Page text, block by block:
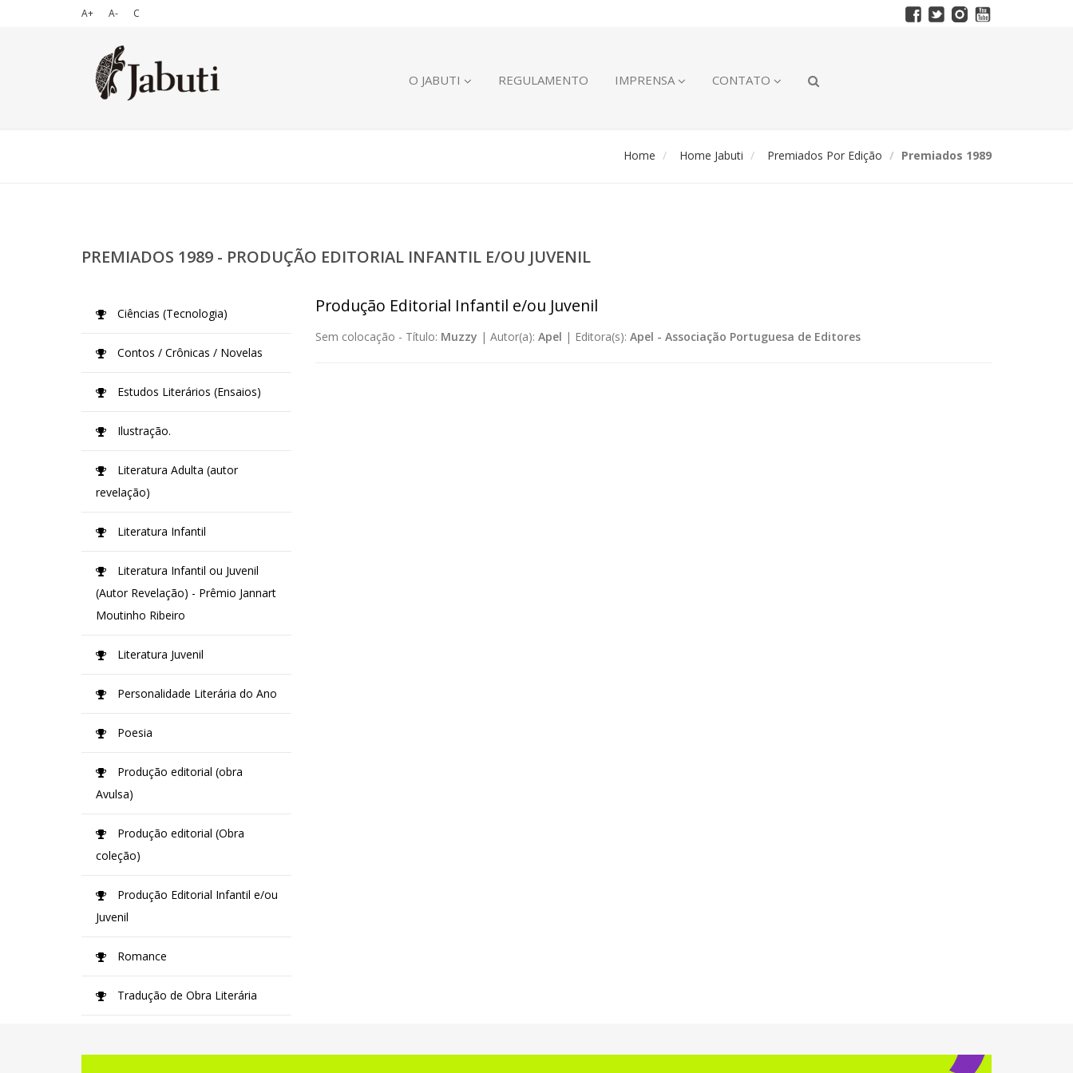
A+ A- C
O JABUTI REGULAMENTO IMPRENSA CONTATO
Home Home Jabuti Premiados Por Edição Premiados 1989
PREMIADOS 1989 - PRODUÇÃO EDITORIAL INFANTIL E/OU JUVENIL
Produção Editorial Infantil e/ou Juvenil
Sem colocação - Título: Muzzy | Autor(a): Apel | Editora(s): Apel - Associação Portuguesa de Editores
Ciências (Tecnologia)
Contos / Crônicas / Novelas
Estudos Literários (Ensaios)
Ilustração.
Literatura Adulta (autor
revelação)
Literatura Infantil
Literatura Infantil ou Juvenil
(Autor Revelação) - Prêmio Jannart
Moutinho Ribeiro
Literatura Juvenil
Personalidade Literária do Ano
Poesia
Produção editorial (obra
Avulsa)
Produção editorial (Obra
coleção)
Produção Editorial Infantil e/ou
Juvenil
Romance
Tradução de Obra Literária